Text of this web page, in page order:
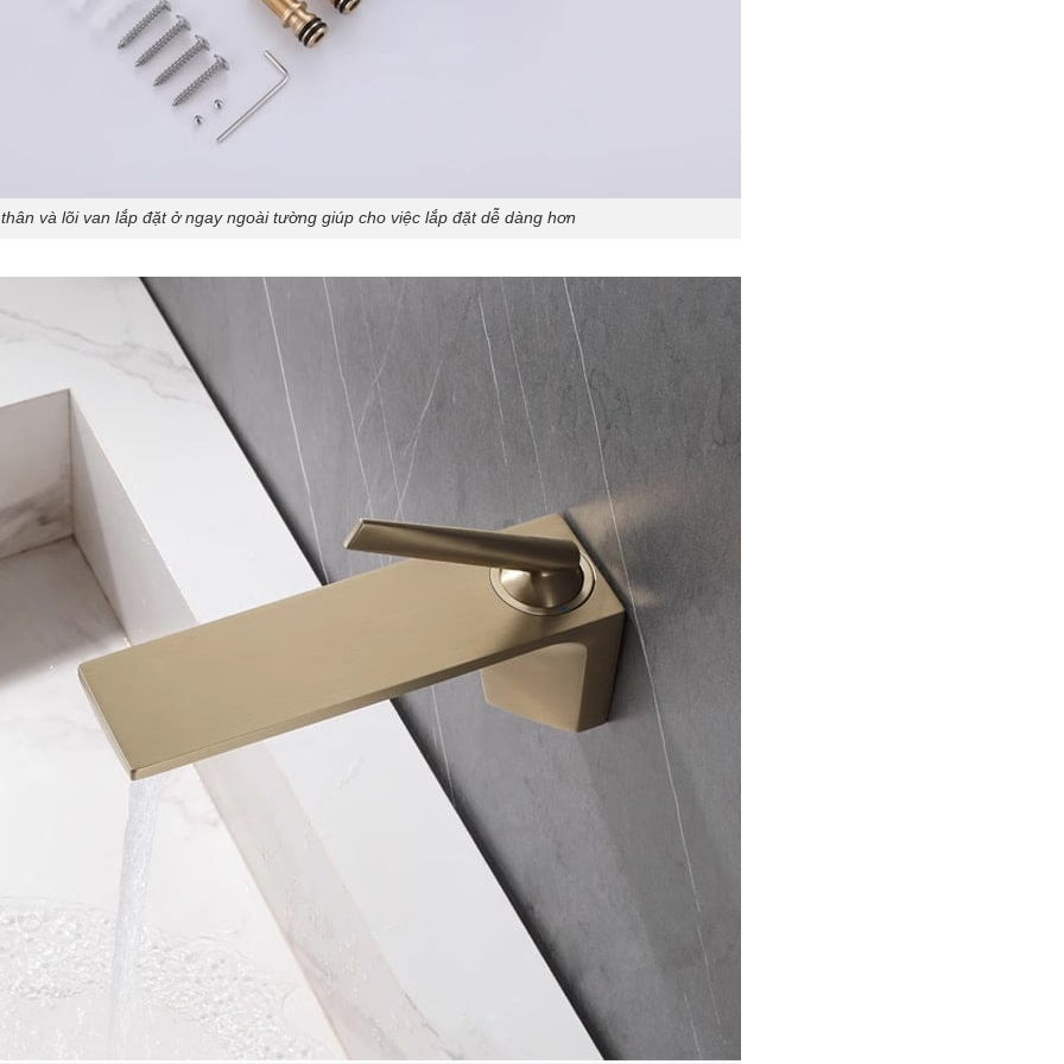
và lõi van lắp đặt ở ngay ngoài tường giúp cho việc lắp đặt dễ dàng hơn